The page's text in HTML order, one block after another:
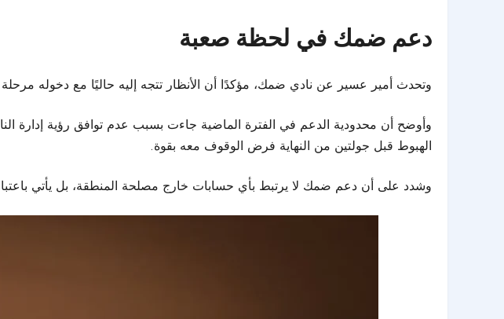
دعم ضمك في لحظة صعبة
وتحدث أمير عسير عن نادي ضمك، مؤكدًا أن الأنظار تتجه إليه حاليًا مع دخوله
وأوضح أن محدودية الدعم في الفترة الماضية جاءت بسبب عدم توافق رؤية إدارة
الهبوط قبل جولتين من النهاية فرض الوقوف معه بقوة.
وشدد على أن دعم ضمك لا يرتبط بأي حسابات خارج مصلحة المنطقة، بل يأتي